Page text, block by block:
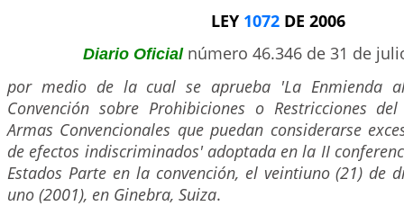
LEY 1072DE 2006
Diario Oficial número 46.346 de 31 de
por medio de la cual se aprueba 'La Enmienda
Convención sobre Prohibiciones o Restricciones
Armas Convencionales que puedan considerarse
de efectos indiscriminados' adoptada en la II
Estados Parte en la convención, el veintiuno (21) de
uno (2001), en Ginebra, Suiza.